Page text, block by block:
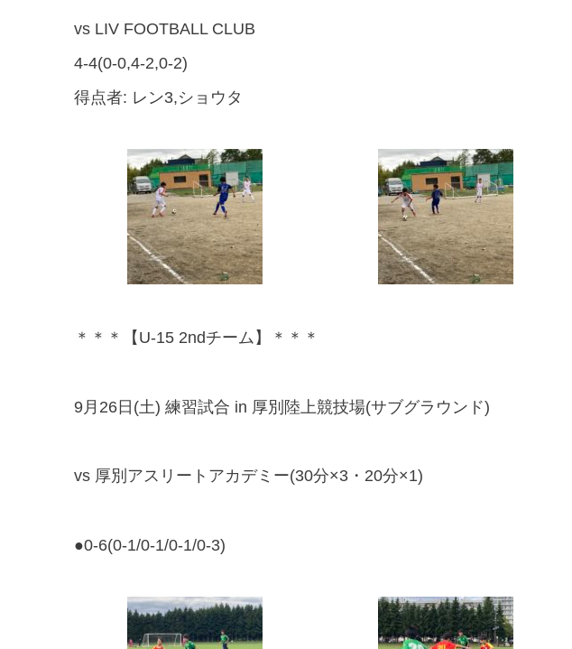
vs LIV FOOTBALL CLUB
4-4(0-0,4-2,0-2)
得点者: レン3,ショウタ
＊＊＊【U-15 2ndチーム】＊＊＊
9月26日(土) 練習試合 in 厚別陸上競技場(サブグラウンド)
vs 厚別アスリートアカデミー(30分×3・20分×1)
●0-6(0-1/0-1/0-1/0-3)